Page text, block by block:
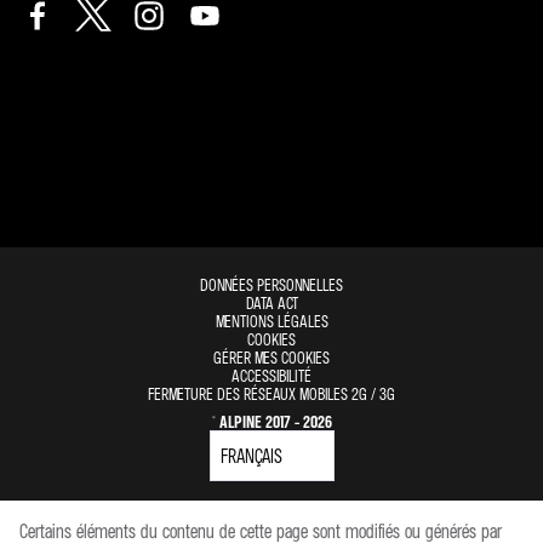
DONNÉES PERSONNELLES
DATA ACT
MENTIONS LÉGALES
COOKIES
GÉRER MES COOKIES
ACCESSIBILITÉ
FERMETURE DES RÉSEAUX MOBILES 2G / 3G
© ALPINE 2017 - 2026
Certains éléments du contenu de cette page sont modifiés ou générés par